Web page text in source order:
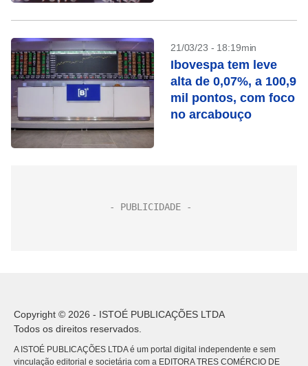
21/03/23 - 18:19min
Ibovespa tem leve
alta de 0,07%, a 100,9
mil pontos, com foco
no arcabouço
Copyright © 2026 - ISTOÉ PUBLICAÇÕES LTDA
Todos os direitos reservados.
A ISTOÉ PUBLICAÇÕES LTDA é um portal digital independente e sem
vinculação editorial e societária com a EDITORA TRES COMÉRCIO DE